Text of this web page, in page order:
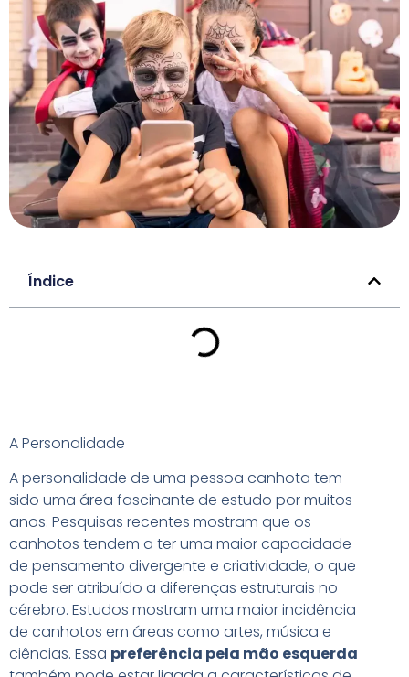
Índice
A Personalidade
A personalidade de uma pessoa canhota tem
sido uma área fascinante de estudo por muitos
anos. Pesquisas recentes mostram que os
canhotos tendem a ter uma maior capacidade
de pensamento divergente e criatividade, o que
pode ser atribuído a diferenças estruturais no
cérebro. Estudos mostram uma maior incidência
de canhotos em áreas como artes, música e
ciências. Essa preferência pela mão esquerda